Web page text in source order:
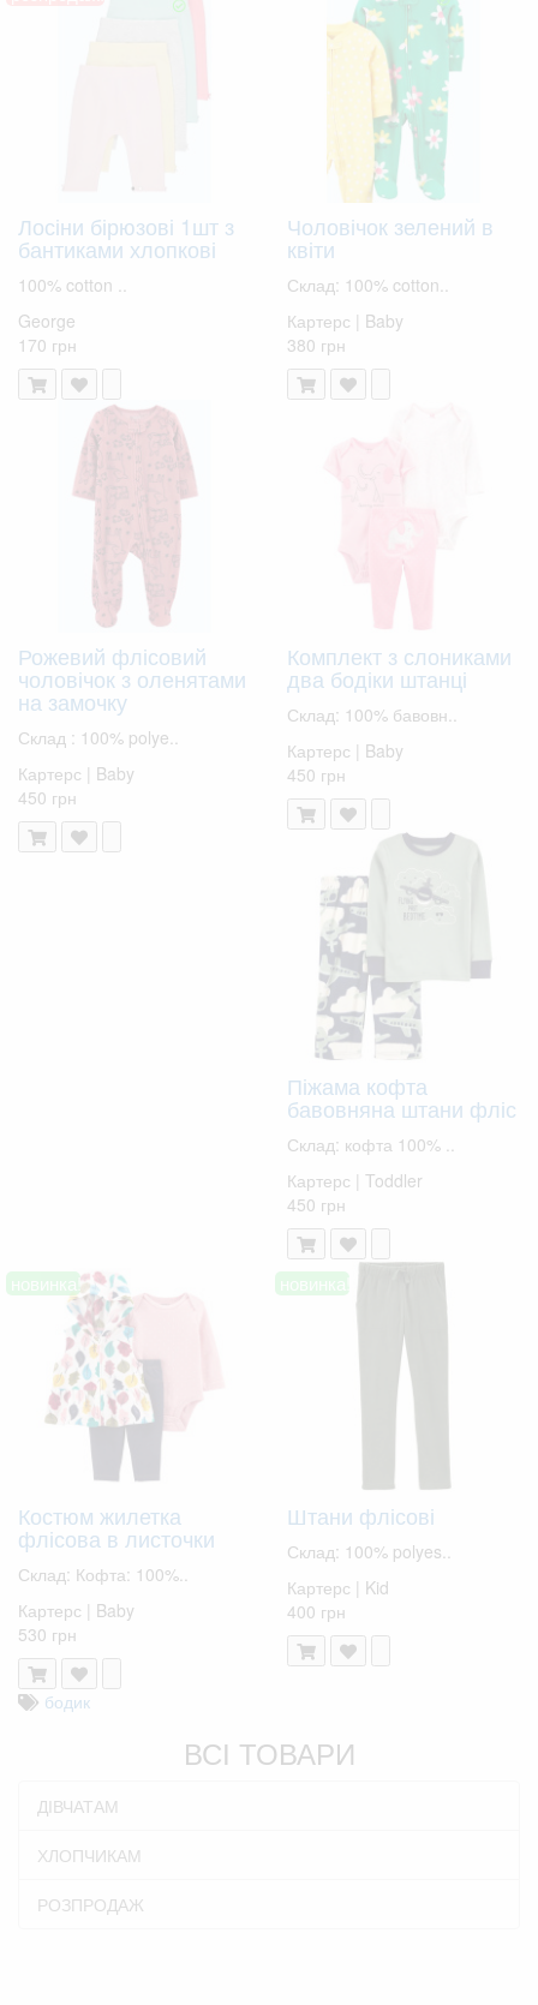
Лосіни бірюзові 1шт з
бантиками хлопкові
100% cotton ..
George
170 грн
Чоловічок зелений в
квіти
Склад: 100% cotton..
Картерс | Baby
380 грн
Рожевий флісовий
чоловічок з оленятами
на замочку
Склад : 100% polye..
Картерс | Baby
450 грн
Комплект з слониками
два бодіки штанці
Склад: 100% бавовн..
Картерс | Baby
450 грн
Піжама кофта
бавовняна штани фліс
Склад: кофта 100% ..
Картерс | Toddler
450 грн
новинка!
Костюм жилетка
флісова в листочки
Склад: Кофта: 100%..
Картерс | Baby
530 грн
новинка!
Штани флісові
Склад: 100% polyes..
Картерс | Kid
400 грн
бодик
ВСІ ТОВАРИ
ДІВЧАТАМ
ХЛОПЧИКАМ
РОЗПРОДАЖ